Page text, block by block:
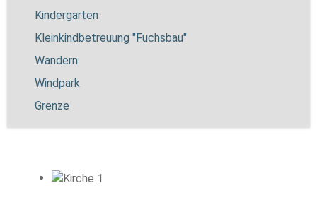
Kindergarten
Kleinkindbetreuung "Fuchsbau"
Wandern
Windpark
Grenze